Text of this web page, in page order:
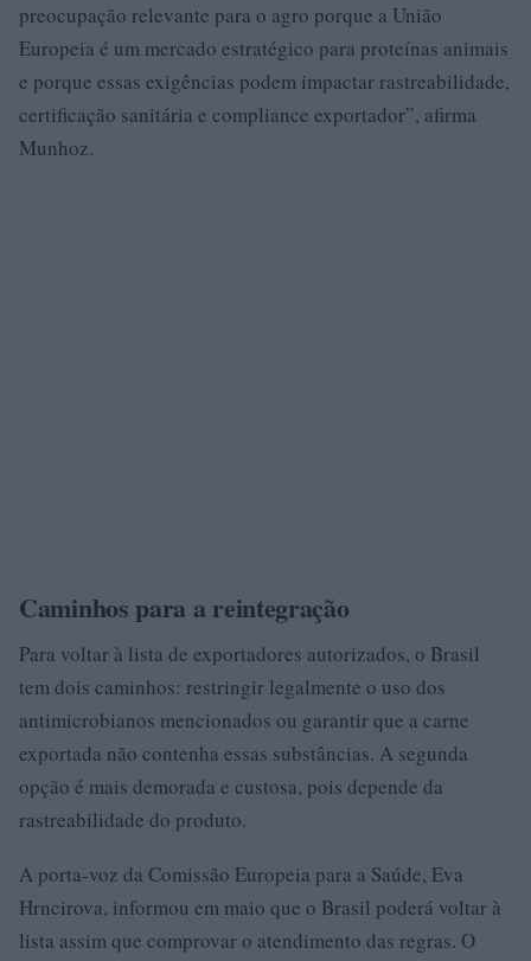
preocupação relevante para o agro porque a União
Europeia é um mercado estratégico para proteínas animais
e porque essas exigências podem impactar rastreabilidade,
certificação sanitária e compliance exportador”, afirma
Munhoz.
Caminhos para a reintegração
Para voltar à lista de exportadores autorizados, o Brasil
tem dois caminhos: restringir legalmente o uso dos
antimicrobianos mencionados ou garantir que a carne
exportada não contenha essas substâncias. A segunda
opção é mais demorada e custosa, pois depende da
rastreabilidade do produto.
A porta-voz da Comissão Europeia para a Saúde, Eva
Hrncirova, informou em maio que o Brasil poderá voltar à
lista assim que comprovar o atendimento das regras. O